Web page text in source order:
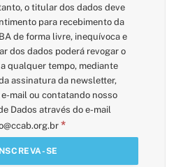
o titular dos dados deve
para recebimento da
de forma livre, inequívoca e
dos dados poderá revogar o
qualquer tempo, mediante
assinatura da newsletter,
mail ou contatando nosso
Dados através do e-mail
*